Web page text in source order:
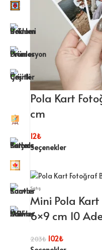
Pola Kart
cm
12₺
Seçenekler
Satış
Mini Pola Kart
6×9 cm 10
203₺ 102₺